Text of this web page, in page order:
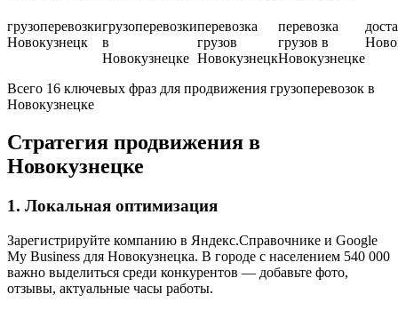
грузоперевозки
Новокузнецк
грузоперевозки
в
Новокузнецке
перевозка
грузов
Новокузнецк
перевозка
грузов в
Новокузнецке
Всего 16 ключевых фраз для продвижения грузоперевозок в
Новокузнецке
Стратегия продвижения в
Новокузнецке
1. Локальная оптимизация
Зарегистрируйте компанию в Яндекс.Справочнике и Google
My Business для Новокузнецка. В городе с населением 540 000
важно выделиться среди конкурентов — добавьте фото,
отзывы, актуальные часы работы.